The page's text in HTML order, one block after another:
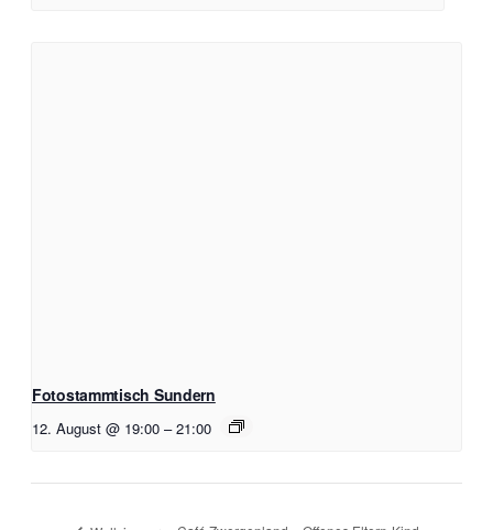
Fotostammtisch Sundern
12. August @ 19:00 – 21:00